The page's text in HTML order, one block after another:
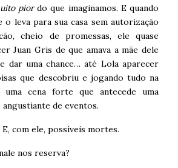
piordo que imaginamos. E quando
o leva para sua casa sem autorização
cheio de promessas, ele quase
Juan Gris de que amava a mãe dele
dar uma chance… até Lola aparecer
que descobriu e jogando tudo na
cena forte que antecede uma
angustiante de eventos.
com ele, possíveis mortes.
nos reserva?